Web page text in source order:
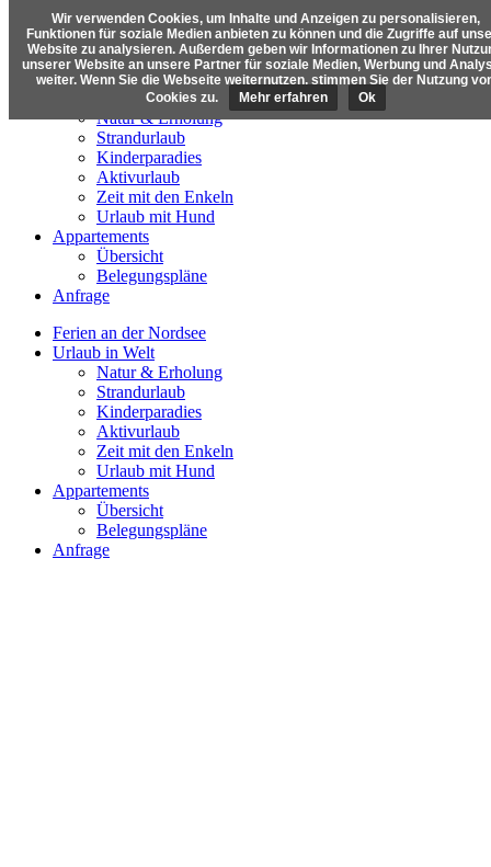
Ferien an der Nordsee
Urlaub in Welt
Natur & Erholung
Strandurlaub
Kinderparadies
Aktivurlaub
Zeit mit den Enkeln
Urlaub mit Hund
Appartements
Übersicht
Belegungspläne
Anfrage
Ferien an der Nordsee
Urlaub in Welt
Natur & Erholung
Strandurlaub
Kinderparadies
Aktivurlaub
Zeit mit den Enkeln
Urlaub mit Hund
Appartements
Übersicht
Belegungspläne
Anfrage
Wir verwenden Cookies, um Inhalte und Anzeigen zu personalisieren,
Funktionen für soziale Medien anbieten zu können und die Zugriffe auf
Website zu analysieren. Außerdem geben wir Informationen zu Ihrer
unserer Website an unsere Partner für soziale Medien, Werbung und
weiter. Wenn Sie die Webseite weiternutzen, stimmen Sie der Nutzung
Cookies zu.
Mehr erfahren Ok